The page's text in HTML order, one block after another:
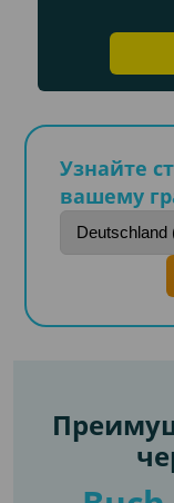
Узнайте
вашему